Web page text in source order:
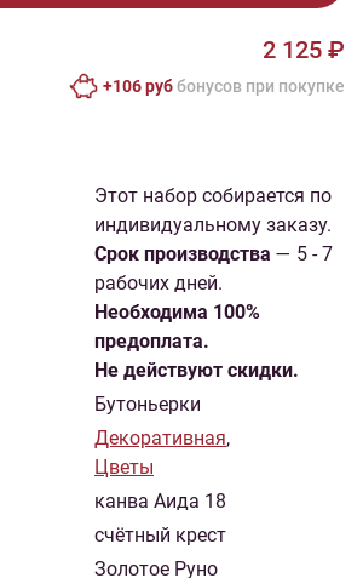
2 125 ₽
+106 руббонусов при покупке
Этот набор собирается по
индивидуальному заказу.
Cрок производства — 5 - 7
рабочих дней.
Необходима 100%
предоплата.
Не действуют скидки.
Бутоньерки
Декоративная,
Цветы
канва Аида 18
счётный крест
Золотое Руно